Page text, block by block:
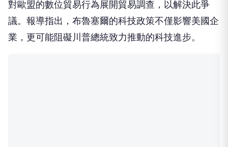
對歐盟的數位貿易行為展開貿易調查，以解決此爭
議。報導指出，布魯塞爾的科技政策不僅影響美國企
業，更可能阻礙川普總統致力推動的科技進步。